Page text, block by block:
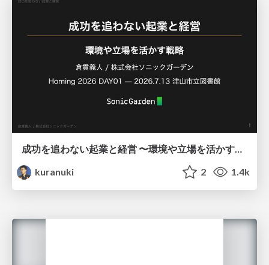
成功を追わない起業と経営 〜環境や立場を活かす戦略（Homing 2026）
kuranuki
2 1.4k